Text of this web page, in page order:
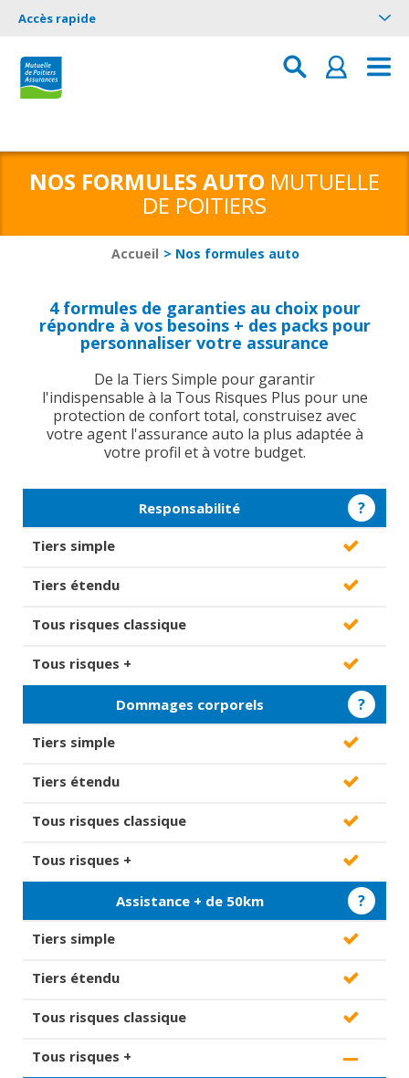
Accès rapide
NOS FORMULES AUTO MUTUELLE
DE POITIERS
Vous êtes ici :
Accueil > Nos formules auto
4 formules de garanties au choix pour
répondre à vos besoins + des packs pour
personnaliser votre assurance
De la Tiers Simple pour garantir
l'indispensable à la Tous Risques Plus pour une
protection de confort total, construisez avec
votre agent l'assurance auto la plus adaptée à
votre profil et à votre budget.
Responsabilité ?
Dommages corporels ?
Assistance + de 50km ?